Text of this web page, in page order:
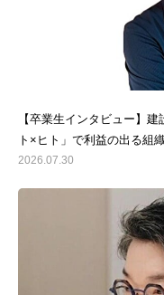
【卒業生インタビュー】
ト×ヒト」で利益の出る組
ん～
2026.07.30